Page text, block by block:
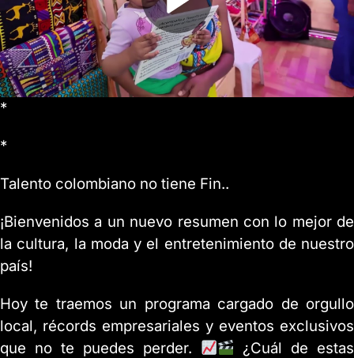
*
*
Talento colombiano no tiene Fin..
¡Bienvenidos a un nuevo resumen con lo mejor de
la cultura, la moda y el entretenimiento de nuestro
país!
Hoy te traemos un programa cargado de orgullo
local, récords empresariales y eventos exclusivos
que no te puedes perder.
¿Cuál de estas